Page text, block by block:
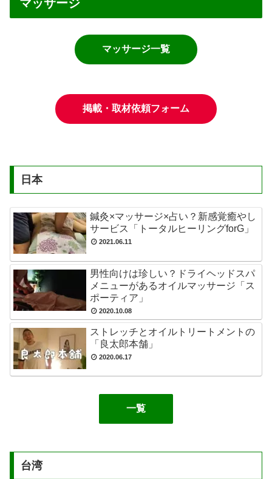
マッサージ
マッサージ一覧
掲載・取材依頼フォーム
日本
鍼灸×マッサージ×占い？新感覚癒やし
サービス「トータルヒーリングforG」
2021.06.11
男性向けは珍しい？ドライヘッドスパ
メニューがあるオイルマッサージ「ス
ポーティア」
2020.10.08
ストレッチとオイルトリートメントの
「良太郎本舗」
2020.06.17
一覧
台湾